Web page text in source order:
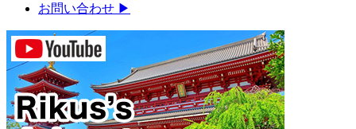
お問い合わせ ▶︎